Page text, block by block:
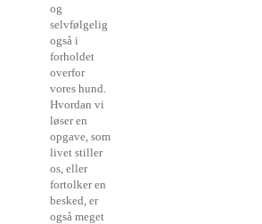
og
selvfølgelig
også i
forholdet
overfor
vores hund.
Hvordan vi
løser en
opgave, som
livet stiller
os, eller
fortolker en
besked, er
også meget